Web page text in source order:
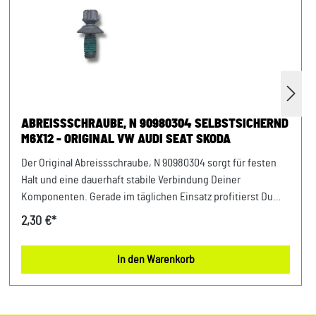
ABREISSSCHRAUBE, N 90980304 SELBSTSICHERND
M6X12 - ORIGINAL VW AUDI SEAT SKODA
Der Original Abreissschraube, N 90980304 sorgt für festen
Halt und eine dauerhaft stabile Verbindung Deiner
Komponenten. Gerade im täglichen Einsatz profitierst Du
von einer stabilen Funktion und einem sicheren Gefühl bei
dieses Teil eine optimale Ergänzung für viele Bereiche.
Damit setzt Du auf ein Bauteil, das exakt für Dein Fahrzeug
2,30 €*
In den Warenkorb